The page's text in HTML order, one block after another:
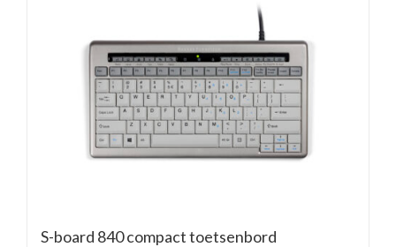
S-board 840 compact toetsenbord